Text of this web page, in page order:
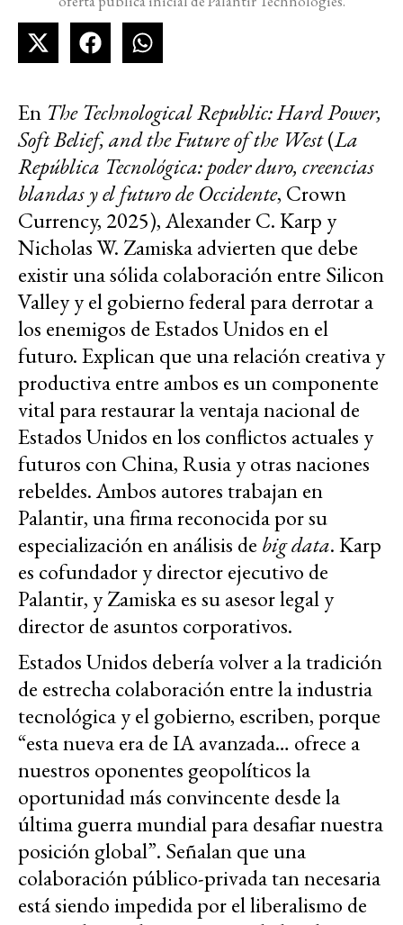
En The Technological Republic: Hard Power,
Soft Belief, and the Future of the West(La
República Tecnológica: poder duro, creencias
blandas y el futuro de Occidente, Crown
Currency, 2025), Alexander C. Karp y
Nicholas W. Zamiska advierten que debe
existir una sólida colaboración entre Silicon
Valley y el gobierno federal para derrotar a
los enemigos de Estados Unidos en el
futuro. Explican que una relación creativa y
productiva entre ambos es un componente
vital para restaurar la ventaja nacional de
Estados Unidos en los conflictos actuales y
futuros con China, Rusia y otras naciones
rebeldes. Ambos autores trabajan en
Palantir, una firma reconocida por su
especialización en análisis de big data. Karp
es cofundador y director ejecutivo de
Palantir, y Zamiska es su asesor legal y
director de asuntos corporativos.
Estados Unidos debería volver a la tradición
de estrecha colaboración entre la industria
tecnológica y el gobierno, escriben, porque
“esta nueva era de IA avanzada… ofrece a
nuestros oponentes geopolíticos la
oportunidad más convincente desde la
última guerra mundial para desafiar nuestra
posición global”. Señalan que una
colaboración público-privada tan necesaria
está siendo impedida por el liberalismo de